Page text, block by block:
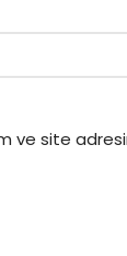
ve site